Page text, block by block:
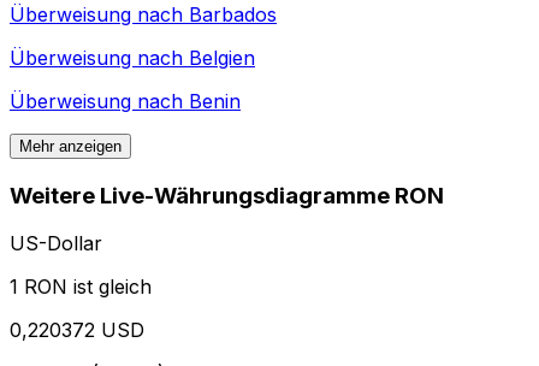
Überweisung nach Barbados
Überweisung nach Belgien
Überweisung nach Benin
Mehr anzeigen
Weitere Live-Währungsdiagramme RON
US-Dollar
1 RON ist gleich
0,220372 USD